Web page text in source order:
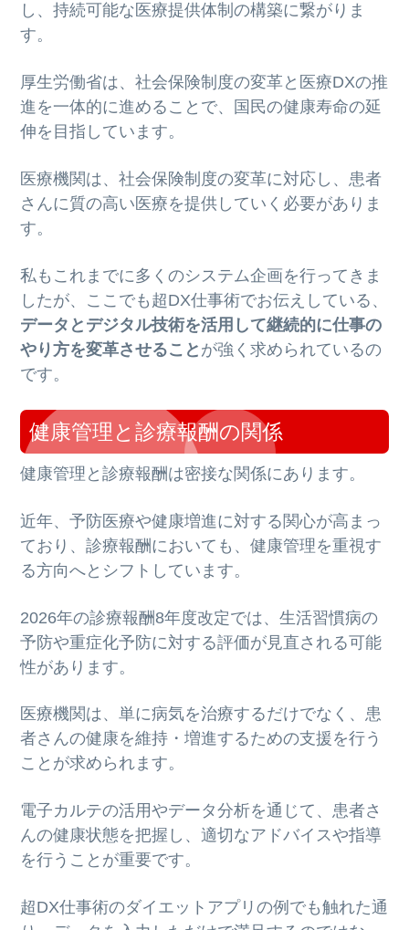
し、持続可能な医療提供体制の構築に繋がりま
す。
厚生労働省は、社会保険制度の変革と医療DXの推
進を一体的に進めることで、国民の健康寿命の延
伸を目指しています。
医療機関は、社会保険制度の変革に対応し、患者
さんに質の高い医療を提供していく必要がありま
す。
私もこれまでに多くのシステム企画を行ってきま
したが、ここでも超DX仕事術でお伝えしている、
データとデジタル技術を活用して継続的に仕事の
やり方を変革させること が強く求められているの
です。
健康管理と診療報酬の関係
健康管理と診療報酬は密接な関係にあります。
近年、予防医療や健康増進に対する関心が高まっ
ており、診療報酬においても、健康管理を重視す
る方向へとシフトしています。
2026年の診療報酬8年度改定では、生活習慣病の
予防や重症化予防に対する評価が見直される可能
性があります。
医療機関は、単に病気を治療するだけでなく、患
者さんの健康を維持・増進するための支援を行う
ことが求められます。
電子カルテの活用やデータ分析を通じて、患者さ
んの健康状態を把握し、適切なアドバイスや指導
を行うことが重要です。
超DX仕事術のダイエットアプリの例でも触れた通